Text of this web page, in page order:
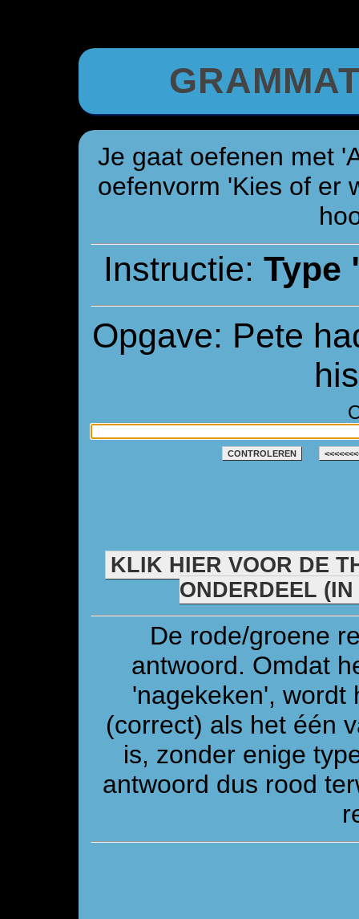
Je gaat oefenen met
oefenvorm 'Kies of er
Instructie: Type
Opgave: Pete
CONTROLEREN
KLIK HIER VOOR DE
ONDERDEEL
De rode/groene
antwoord. Omdat
'nagekeken', wordt
(correct) als het één
is, zonder enige
antwoord dus rood